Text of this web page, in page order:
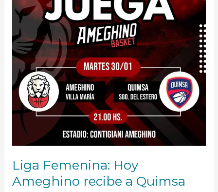
Liga Femenina: Hoy
Ameghino recibe a Quimsa
Quimsa